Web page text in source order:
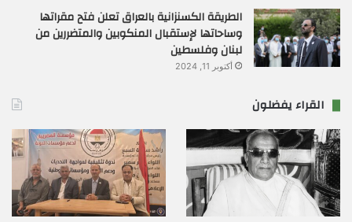
الطريقة الكسنزانية بالعراق تعلن فتح مقراتها
وساحاتها لإستقبال المنكوبين والمتضررين من
لبنان وفلسطين
أكتوبر 11, 2024
القراء يفضلون